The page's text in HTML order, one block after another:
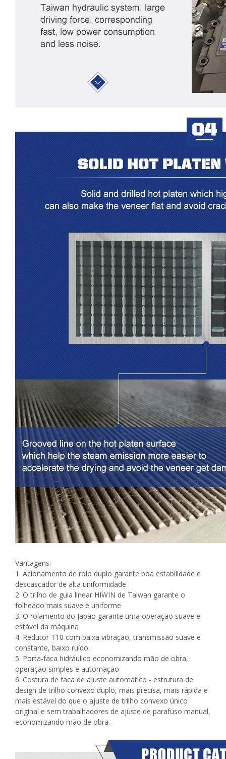
Vantagens:
1. Acionamento de rolo duplo garante boa estabilidade e
descascador de alta uniformidade
2. O trilho de guia linear HIWIN de Taiwan garante o
folheado mais suave e uniforme
3. O rolamento do Japão garante uma operação suave e
estável da máquina
4. Redutor T10 com baixa vibração, transmissão suave e
constante, baixo ruído.
5. Porta-faca hidráulico economizando mão de obra,
operação simples e automação
6. Costura de faca de ajuste automático - estrutura de
design de trilho convexo duplo, mais precisa, mais rápida e
mais estável do que o ajuste de trilho convexo único
original e sem trabalhadores de ajuste de parafuso manual,
economizando mão de obra.